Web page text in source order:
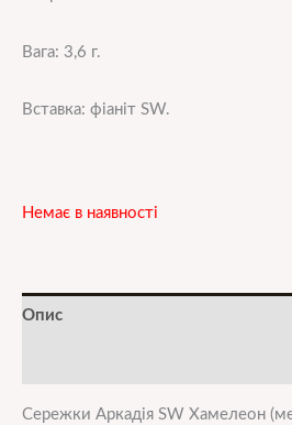
Вага: 3,6 г.
Вставка: фіаніт SW.
Немає в наявності
Опис
Сережки Аркадія SW Хамелеон